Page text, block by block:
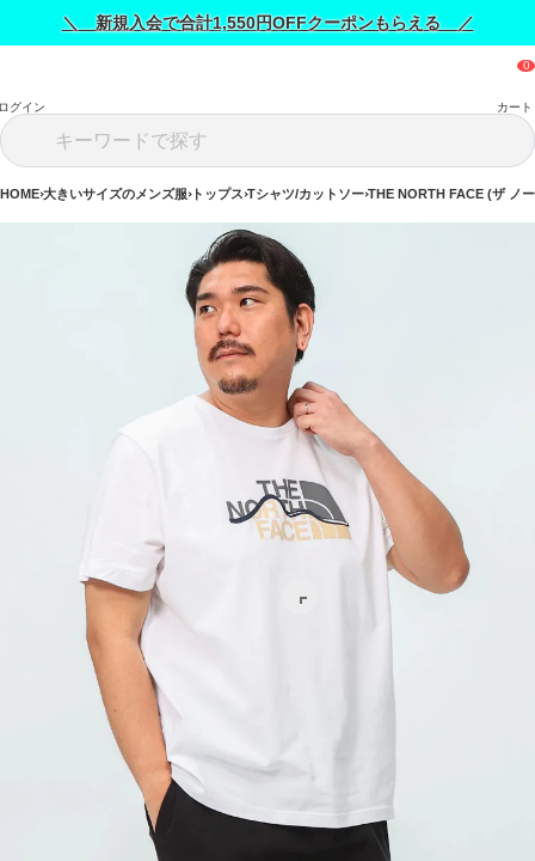
＼ 新規入会で合計1,550円OFFクーポンもらえる ／
グイン カート
HOME 大きいサイズのメンズ服 トップス Tシャツ/カットソー THE NORTH FACE (ザ ノ